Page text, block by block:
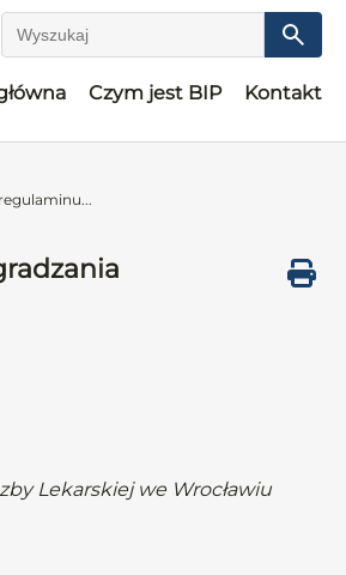
Wyszukaj
Czym jest BIP Kontakt
Lekarskiej we Wrocławiu